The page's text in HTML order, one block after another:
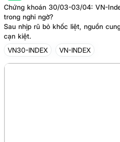
Chứng khoán 30/03-03/04: VN-
trong nghi ngờ?
Sau nhịp rũ bỏ khốc liệt, nguồn
cạn kiệt.
VN30-INDEX
VN-INDEX